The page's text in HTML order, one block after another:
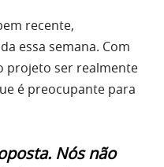
recente,
essa semana. Com
projeto ser realmente
é preocupante para
Nós não